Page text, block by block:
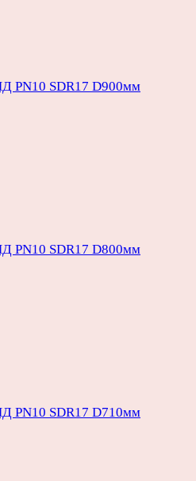
PN10 SDR17 D900мм
PN10 SDR17 D800мм
PN10 SDR17 D710мм